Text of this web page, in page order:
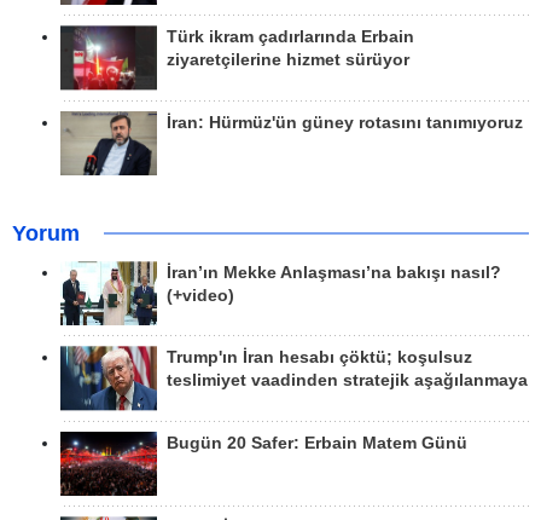
Türk ikram çadırlarında Erbain
ziyaretçilerine hizmet sürüyor
İran: Hürmüz'ün güney rotasını tanımıyoruz
Yorum
İran’ın Mekke Anlaşması’na bakışı nasıl?
(+video)
Trump'ın İran hesabı çöktü; koşulsuz
teslimiyet vaadinden stratejik aşağılanmaya
Bugün 20 Safer: Erbain Matem Günü